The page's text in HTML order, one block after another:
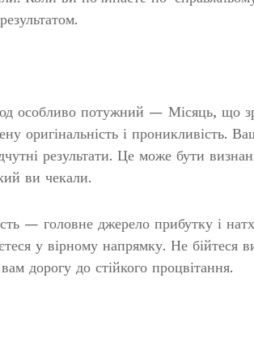
особливо потужний — Місяць, що
оригінальність і проникливість.
результати. Це може бути
ви чекали.
— головне джерело прибутку і
у вірному напрямку. Не бійтеся
дорогу до стійкого процвітання.